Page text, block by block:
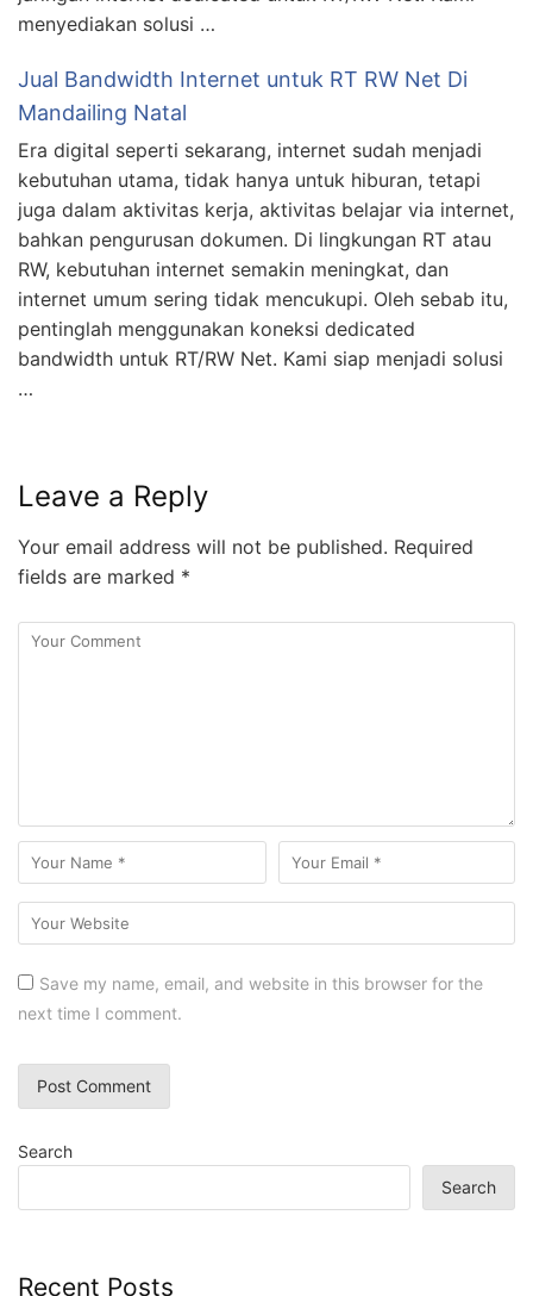
menyediakan solusi …
Jual Bandwidth Internet untuk RT RW Net Di
Mandailing Natal
Era digital seperti sekarang, internet sudah menjadi
kebutuhan utama, tidak hanya untuk hiburan, tetapi
juga dalam aktivitas kerja, aktivitas belajar via internet,
bahkan pengurusan dokumen. Di lingkungan RT atau
RW, kebutuhan internet semakin meningkat, dan
internet umum sering tidak mencukupi. Oleh sebab itu,
pentinglah menggunakan koneksi dedicated
bandwidth untuk RT/RW Net. Kami siap menjadi solusi
…
Leave a Reply
Your email address will not be published. Required
fields are marked *
Save my name, email, and website in this browser for the
next time I comment.
Search
Search
Recent Posts